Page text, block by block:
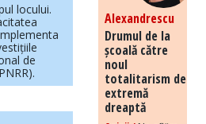
locului.
de
Alexandrescu
Drumul de la
școală către
noul
totalitarism de
extremă
dreaptă